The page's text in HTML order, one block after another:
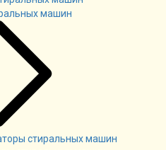
машин